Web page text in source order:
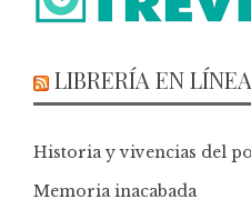
LIBRERÍA EN LÍNEA
Historia y vivencias del
Memoria inacabada